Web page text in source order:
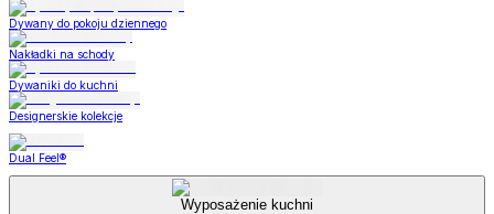
Dywany do pokoju dziennego
Nakładki na schody
Dywaniki do kuchni
Designerskie kolekcje
Dual Feel®
Wyposażenie kuchni